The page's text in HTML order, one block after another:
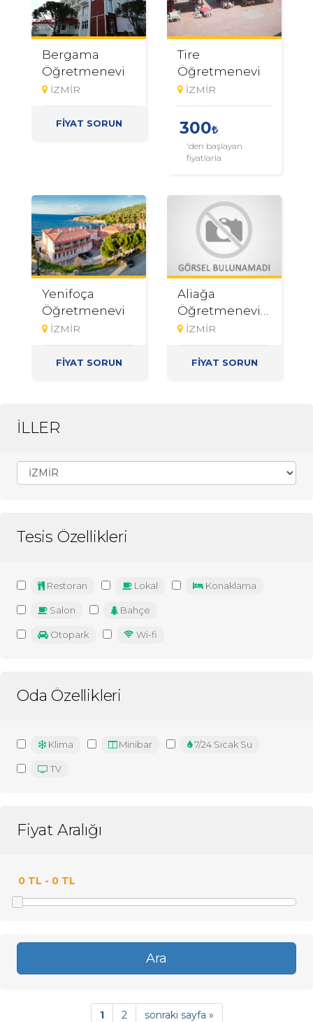
Bergama
Öğretmenevi
İZMİR
FİYAT SORUN
Tire
Öğretmenevi
İZMİR
300
'den başlayan
fiyatlarla
Yenifoça
Öğretmenevi
İZMİR
FİYAT SORUN
Aliağa
Öğretmenevi
[KAPANDI]
İZMİR
FİYAT SORUN
İLLER
Tesis Özellikleri
Restoran Lokal Konaklama
Salon Bahçe
Otopark Wi-fi
Oda Özellikleri
Klima Minibar 7/24 Sıcak Su
TV
Fiyat Aralığı
Ara
1 2 sonraki sayfa »